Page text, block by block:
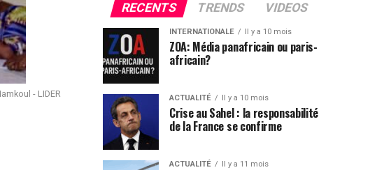
- LIDER
RECENTS TRENDS VIDEOS
INTERNATIONALE Il y a 10 mois
ZOA: Média panafricain ou paris-
africain?
ACTUALITÉ Il y a 10 mois
Crise au Sahel : la responsabilité
de la France se confirme
ACTUALITÉ Il y a 11 mois